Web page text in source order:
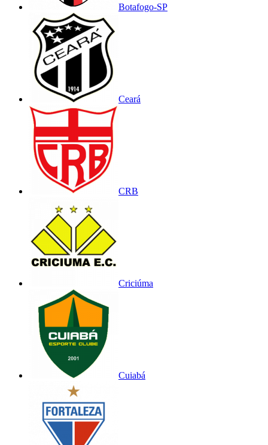
Botafogo-SP
Ceará
CRB
Criciúma
Cuiabá